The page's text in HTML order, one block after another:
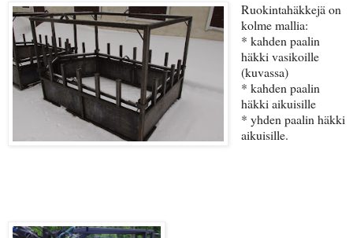
Ruokintahäkkejä on
kolme mallia:
* kahden paalin
häkki vasikoille
(kuvassa)
* kahden paalin
häkki aikuisille
* yhden paalin häkki
aikuisille.